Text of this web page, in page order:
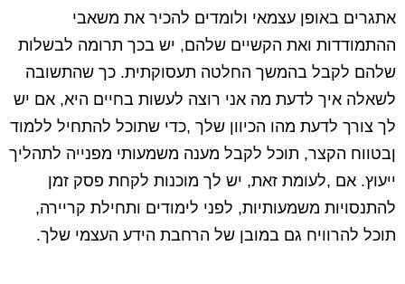
אתגרים באופן עצמאי ולומדים להכיר את משאבי
ההתמודדות ואת הקשיים שלהם, יש בכך תרומה לבשלות
שלהם לקבל בהמשך החלטה תעסוקתית. כך שהתשובה
לשאלה איך לדעת מה אני רוצה לעשות בחיים היא, אם יש
לך צורך לדעת מהו הכיוון שלך ,כדי שתוכל להתחיל ללמוד
ןבטווח הקצר, תוכל לקבל מענה משמעותי מפנייה לתהליך
ייעוץ. אם ,לעומת זאת, יש לך מוכנות לקחת פסק זמן
להתנסויות משמעותיות, לפני לימודים ותחילת קריירה,
תוכל להרוויח גם במובן של הרחבת הידע העצמי שלך.